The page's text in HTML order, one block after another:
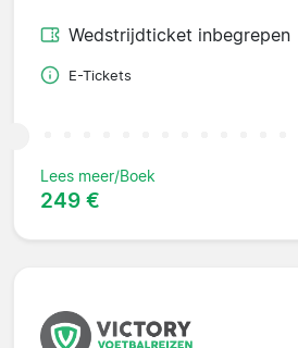
Wedstrijdticket inbegrepen
E-Tickets
Lees meer/Boek
249 €